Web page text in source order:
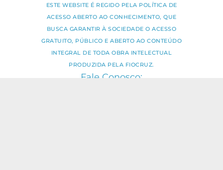
ESTE WEBSITE É REGIDO PELA POLÍTICA DE
ACESSO ABERTO AO CONHECIMENTO, QUE
BUSCA GARANTIR À SOCIEDADE O ACESSO
GRATUITO, PÚBLICO E ABERTO AO CONTEÚDO
INTEGRAL DE TODA OBRA INTELECTUAL
PRODUZIDA PELA FIOCRUZ.
Fale Conosco: